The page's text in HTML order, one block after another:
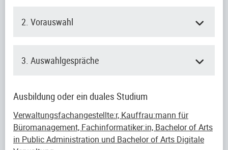
2. Vorauswahl
3. Auswahlgespräche
Ausbildung oder ein duales Studium
Verwaltungsfachangestellte:r, Kauffrau:mann für
Büromanagement, Fachinformatiker:in, Bachelor of Arts
in Public Administration und Bachelor of Arts Digitale